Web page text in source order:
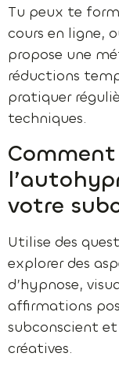
Tu peux te
cours en ligne,
propose une
réductions
pratiquer
techniques.
votre
Utilise des
explorer des
d’hypnose,
affirmations
subconscient et
créatives.